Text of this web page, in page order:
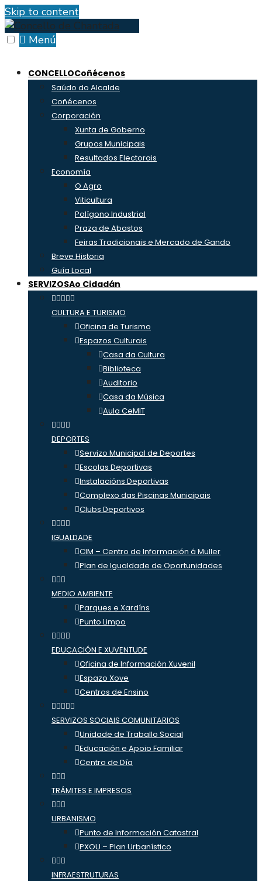
Skip to content
Menú
CONCELLOCoñécenos
Saúdo do Alcalde
Coñécenos
Corporación
Xunta de Goberno
Grupos Municipais
Resultados Electorais
Economía
O Agro
Viticultura
Polígono Industrial
Praza de Abastos
Feiras Tradicionais e Mercado de Gando
Breve Historia
Guía Local
SERVIZOSAo Cidadán
CULTURA E TURISMO
Oficina de Turismo
Espazos Culturais
Casa da Cultura
Biblioteca
Auditorio
Casa da Música
Aula CeMIT
DEPORTES
Servizo Municipal de Deportes
Escolas Deportivas
Instalacións Deportivas
Complexo das Piscinas Municipais
Clubs Deportivos
IGUALDADE
CIM – Centro de Información á Muller
Plan de Igualdade de Oportunidades
MEDIO AMBIENTE
Parques e Xardíns
Punto Limpo
EDUCACIÓN E XUVENTUDE
Oficina de Información Xuvenil
Espazo Xove
Centros de Ensino
SERVIZOS SOCIAIS COMUNITARIOS
Unidade de Traballo Social
Educación e Apoio Familiar
Centro de Día
TRÁMITES E IMPRESOS
URBANISMO
Punto de Información Catastral
PXOU – Plan Urbanístico
INFRAESTRUTURAS